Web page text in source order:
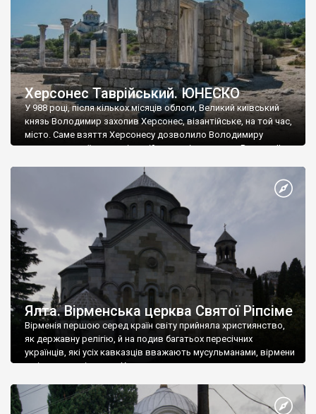
Херсонес Таврійський. ЮНЕСКО
У 988 році, після кількох місяців облоги, Великий київський
князь Володимир захопив Херсонес, візантійське, на той час,
місто. Саме взяття Херсонесу дозволило Володимиру
диктувати свої умови візантійському імператору Василю ІІ, та
Херсонесі Володимир-язичник, став Василем-християнином.
А потім було Хрещення Русі. На честь Херсонесу Таврійського
Ялта. Вірменська церква Святої Ріпсіме
Вірменія першою серед країн світу прийняла християнство,
як державну релігію, й на подив багатьох пересічних
українців, які усіх кавказців вважають мусульманами, вірмени
є відданими вірянами Христа